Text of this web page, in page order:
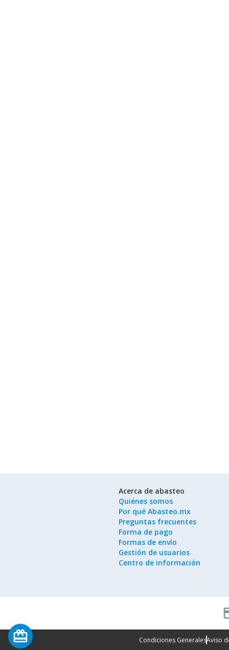
Acerca de abasteo
Quiénes somos
Por qué Abasteo.mx
Preguntas frecuentes
Forma de pago
Formas de envío
Gestión de usuarios
Centro de información
Condiciones GeneralesAviso
card_giftcard